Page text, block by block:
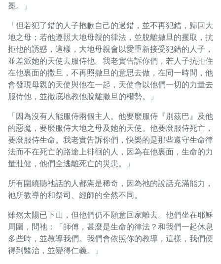
冕。」
「但若犯了錯的人子抱歉自己的過錯，並不再犯錯，歸回大
地之母；若他遵照大地母親的律法，並脫離撒旦的攫取，抗
拒他的誘惑，這樣，大地母親會以愛重新接受犯錯的人子，
並差派她的天使去服侍他。我老實告訴你們，若人子抗拒住
在他裏面的撒旦，不再照撒旦的意思去做，在同一時間，他
會發現母親的天使與他在一起，天使會以他們一切的力量去
服侍他，並徹底地教他脫離撒旦的權勢。」
「因為沒有人能服侍兩個主人。他要麼服侍『別茲巴』及他
的惡魔，要麼服侍大地之母及她的天使。他要麼服侍死亡，
要麼服侍生命。我老實告訴你們，快樂的是那些遵守生命律
法而不在死亡的路途上徘徊的人，因為在他裏面，生命的力
量壯健，他們全逃離死亡的災患。」
所有圍繞聽祂話的人都滿是稀奇，因為祂的說話充滿能力，
祂所教導的和祭司、經師的全然不同。
雖然太陽已下山，但他們仍不願意回家離去。他們坐在耶穌
周圍，問祂：「師傅，甚麼是生命的律法？和我們一起休息
多些時，並教導我們。我們會依照你的教導，這樣，我們便
得到醫治，並變得仁義。」